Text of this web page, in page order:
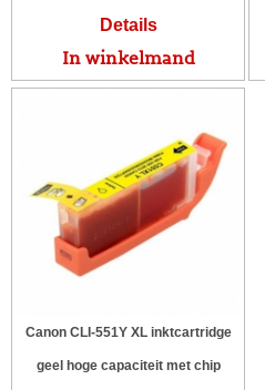
Details
In winkelmand
Canon CLI-551Y XL inktcartridge
geel hoge capaciteit met chip